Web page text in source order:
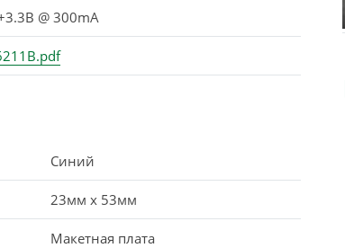
@ 300mA
Синий
23мм x 53мм
Макетная плата